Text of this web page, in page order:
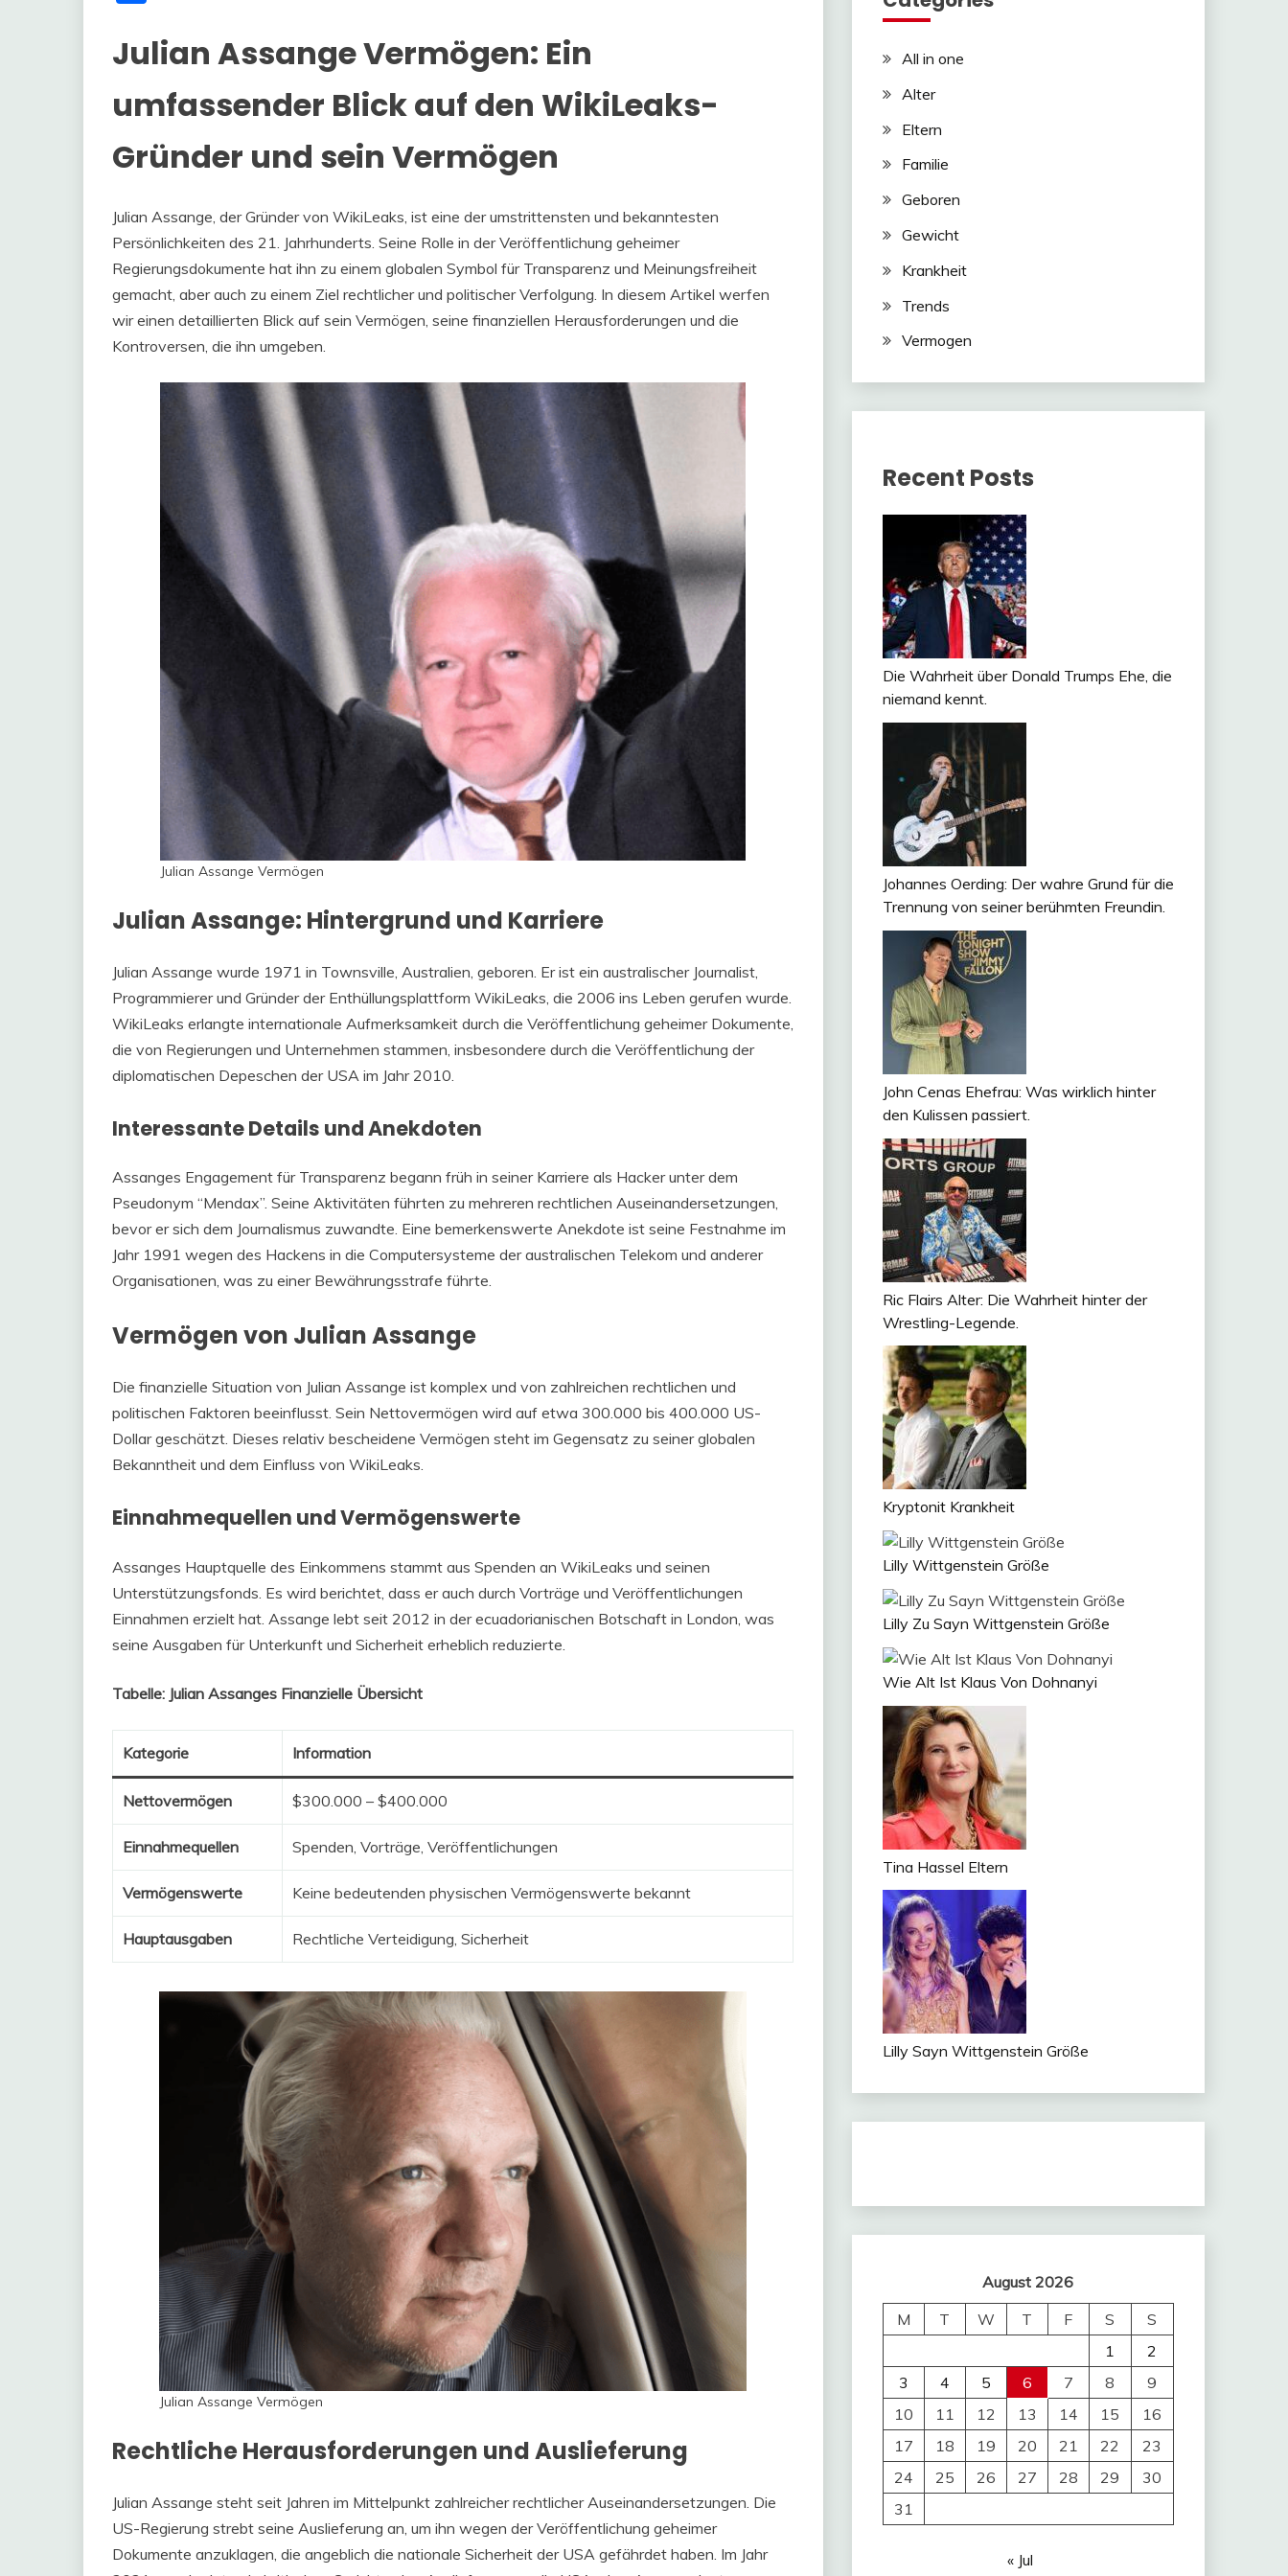
Julian Assange Vermögen: Ein
umfassender Blick auf den WikiLeaks-
Gründer und sein Vermögen
Julian Assange, der Gründer von WikiLeaks, ist eine der umstrittensten und bekanntesten
Persönlichkeiten des 21. Jahrhunderts. Seine Rolle in der Veröffentlichung geheimer
Regierungsdokumente hat ihn zu einem globalen Symbol für Transparenz und Meinungsfreiheit
gemacht, aber auch zu einem Ziel rechtlicher und politischer Verfolgung. In diesem Artikel werfen
wir einen detaillierten Blick auf sein Vermögen, seine finanziellen Herausforderungen und die
Kontroversen, die ihn umgeben.
Julian Assange Vermögen
Julian Assange: Hintergrund und Karriere
Julian Assange wurde 1971 in Townsville, Australien, geboren. Er ist ein australischer Journalist,
Programmierer und Gründer der Enthüllungsplattform WikiLeaks, die 2006 ins Leben gerufen wurde.
WikiLeaks erlangte internationale Aufmerksamkeit durch die Veröffentlichung geheimer Dokumente,
die von Regierungen und Unternehmen stammen, insbesondere durch die Veröffentlichung der
diplomatischen Depeschen der USA im Jahr 2010.
Interessante Details und Anekdoten
Assanges Engagement für Transparenz begann früh in seiner Karriere als Hacker unter dem
Pseudonym “Mendax”. Seine Aktivitäten führten zu mehreren rechtlichen Auseinandersetzungen,
bevor er sich dem Journalismus zuwandte. Eine bemerkenswerte Anekdote ist seine Festnahme im
Jahr 1991 wegen des Hackens in die Computersysteme der australischen Telekom und anderer
Organisationen, was zu einer Bewährungsstrafe führte.
Vermögen von Julian Assange
Die finanzielle Situation von Julian Assange ist komplex und von zahlreichen rechtlichen und
politischen Faktoren beeinflusst. Sein Nettovermögen wird auf etwa 300.000 bis 400.000 US-
Dollar geschätzt. Dieses relativ bescheidene Vermögen steht im Gegensatz zu seiner globalen
Bekanntheit und dem Einfluss von WikiLeaks.
Einnahmequellen und Vermögenswerte
Assanges Hauptquelle des Einkommens stammt aus Spenden an WikiLeaks und seinen
Unterstützungsfonds. Es wird berichtet, dass er auch durch Vorträge und Veröffentlichungen
Einnahmen erzielt hat. Assange lebt seit 2012 in der ecuadorianischen Botschaft in London, was
seine Ausgaben für Unterkunft und Sicherheit erheblich reduzierte.
Tabelle: Julian Assanges Finanzielle Übersicht
Kategorie Information
Nettovermögen $300.000 – $400.000
Einnahmequellen Spenden, Vorträge, Veröffentlichungen
Vermögenswerte Keine bedeutenden physischen Vermögenswerte bekannt
Hauptausgaben Rechtliche Verteidigung, Sicherheit
Julian Assange Vermögen
Rechtliche Herausforderungen und Auslieferung
Julian Assange steht seit Jahren im Mittelpunkt zahlreicher rechtlicher Auseinandersetzungen. Die
US-Regierung strebt seine Auslieferung an, um ihn wegen der Veröffentlichung geheimer
Dokumente anzuklagen, die angeblich die nationale Sicherheit der USA gefährdet haben. Im Jahr
All in one
Alter
Eltern
Familie
Geboren
Gewicht
Krankheit
Trends
Vermogen
Recent Posts
Die Wahrheit über Donald Trumps Ehe, die
niemand kennt.
Johannes Oerding: Der wahre Grund für die
Trennung von seiner berühmten Freundin.
John Cenas Ehefrau: Was wirklich hinter
den Kulissen passiert.
Ric Flairs Alter: Die Wahrheit hinter der
Wrestling-Legende.
Kryptonit Krankheit
Lilly Wittgenstein Größe
Lilly Zu Sayn Wittgenstein Größe
Wie Alt Ist Klaus Von Dohnanyi
Tina Hassel Eltern
Lilly Sayn Wittgenstein Größe
August 2026
M
T W T F S
S
1
2
3
4 5 6 7 8
9
10
11 12 13 14 15
16
17
18 19 20 21 22
23
24
25 26 27 28 29
30
31
« Jul